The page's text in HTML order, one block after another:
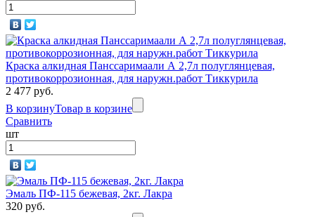
Краска алкидная Панссаримаали А 2,7л полуглянцевая,
противокоррозионная, для наружн.работ Тиккурила
2 477 руб.
В корзинуТовар в корзине
Сравнить
шт
Эмаль ПФ-115 бежевая, 2кг. Лакра
320 руб.